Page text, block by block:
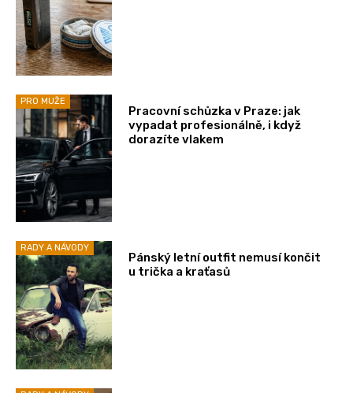
PRO MUŽE
Pracovní schůzka v Praze: jak
vypadat profesionálně, i když
dorazíte vlakem
RADY A NÁVODY
Pánský letní outfit nemusí končit
u trička a kraťasů